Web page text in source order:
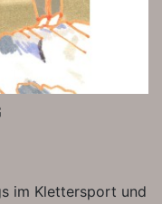
im Klettersport und